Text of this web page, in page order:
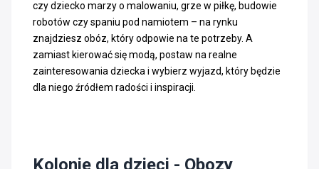
czy dziecko marzy o malowaniu, grze w piłkę, budowie
robotów czy spaniu pod namiotem – na rynku
znajdziesz obóz, który odpowie na te potrzeby. A
zamiast kierować się modą, postaw na realne
zainteresowania dziecka i wybierz wyjazd, który będzie
dla niego źródłem radości i inspiracji.
Kolonie dla dzieci - Obozy